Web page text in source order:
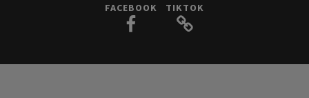
FACEBOOK TIKTOK